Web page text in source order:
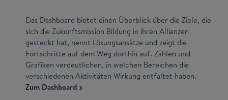
Das Dashboard bietet einen Überblick über die Ziele, die
sich die Zukunftsmission Bildung in ihren Allianzen
gesteckt hat, nennt Lösungsansätze und zeigt die
Fortschritte auf dem Weg dorthin auf. Zahlen und
Grafiken verdeutlichen, in welchen Bereichen die
verschiedenen Aktivitäten Wirkung entfaltet haben.
Zum Dashboard